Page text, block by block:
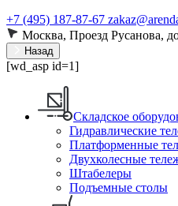
+7 (495) 187-87-67
Москва, Проезд Русанова,
Назад
[wd_asp id=1]
Складское
Гидравлические
Платформенные
Двухколесные
Штабелеры
Подъемные столы